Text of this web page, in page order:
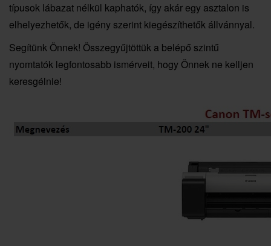
típusok lábazat nélkül kaphatók, így akár egy asztalon is
elhelyezhetők, de igény szerint kiegészíthetők állvánnyal.
Segítünk Önnek! Összegyűjtöttük a belépő szintű
nyomtatók legfontosabb ismérveit, hogy Önnek ne kelljen
keresgélnie!